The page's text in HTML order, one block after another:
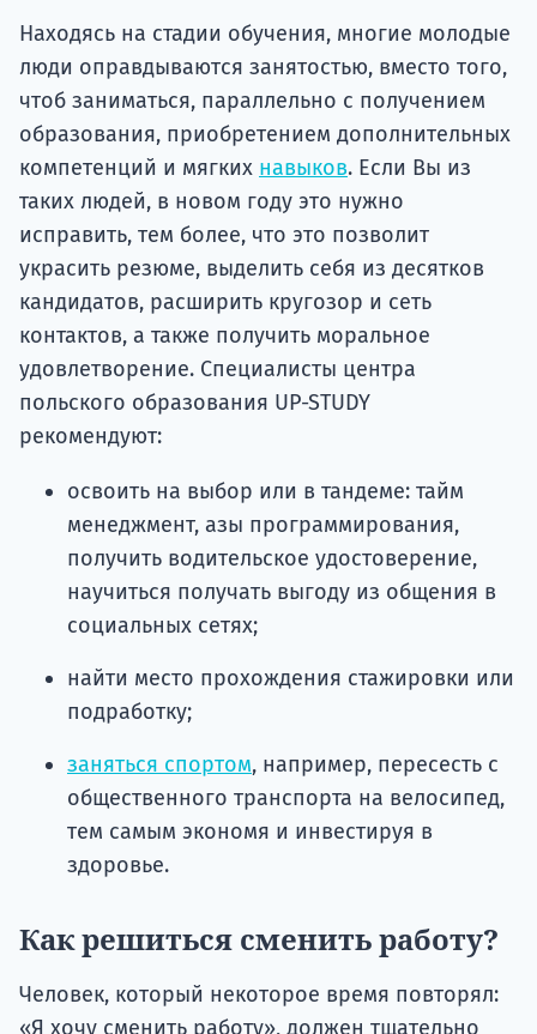
Находясь на стадии обучения, многие молодые
люди оправдываются занятостью, вместо того,
чтоб заниматься, параллельно с получением
образования, приобретением дополнительных
компетенций и мягких навыков. Если Вы из
таких людей, в новом году это нужно
исправить, тем более, что это позволит
украсить резюме, выделить себя из десятков
кандидатов, расширить кругозор и сеть
контактов, а также получить моральное
удовлетворение. Специалисты центра
польского образования UP-STUDY
рекомендуют:
освоить на выбор или в тандеме: тайм
менеджмент, азы программирования,
получить водительское удостоверение,
научиться получать выгоду из общения в
социальных сетях;
найти место прохождения стажировки или
подработку;
заняться спортом, например, пересесть с
общественного транспорта на велосипед,
тем самым экономя и инвестируя в
здоровье.
Как решиться сменить работу?
Человек, который некоторое время повторял:
«Я хочу сменить работу», должен тщательно